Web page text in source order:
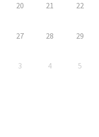
20 21 22
27 28 29
3 4 5